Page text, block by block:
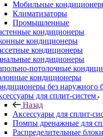
Мобильные
Климатизаторы
Промышленные
кондиционеры
кондиционеры
кондиционеры
кондиционеры
потолочные
кондиционеры
без наружного
для сплит-систем
Назад
Аксессуары для сплит-
Помпы дренажные для
Распределительные блоки